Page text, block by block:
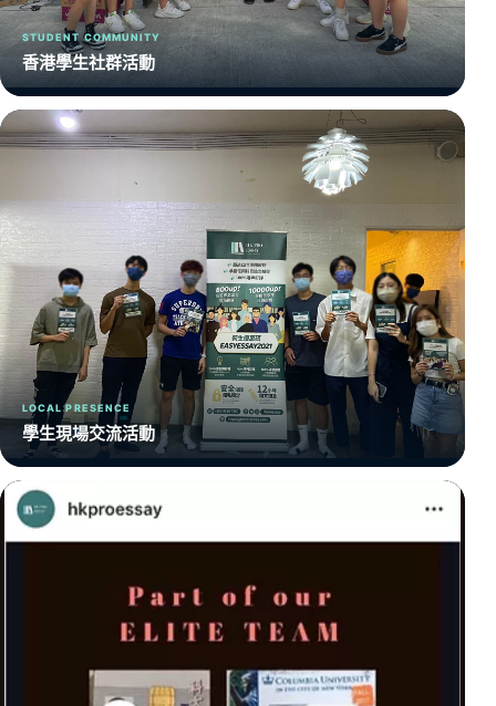
STUDENT COMMUNITY
香港學生社群活動
LOCAL PRESENCE
學生現場交流活動